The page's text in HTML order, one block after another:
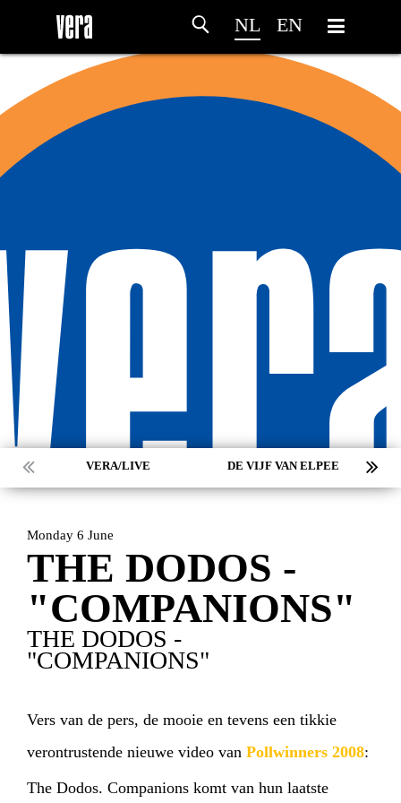
NL EN
HOME
ARTDIVISIONFOTO’SNIEUWS
INFOWEBSHOP
VERA/LIVE DE VIJF VAN ELPEE
Monday 6 June
THE DODOS -
"COMPANIONS"
THE DODOS -
"COMPANIONS"
Vers van de pers, de mooie en tevens een tikkie
verontrustende nieuwe video van Pollwinners 2008:
The Dodos. Companions komt van hun laatste